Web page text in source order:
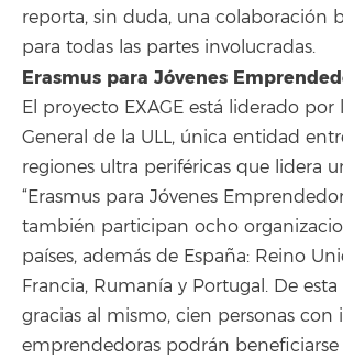
reporta, sin duda, una colaboración
para todas las partes involucradas.
Erasmus para Jóvenes
El proyecto EXAGE está liderado por
General de la ULL, única entidad
regiones ultra periféricas que lidera
“Erasmus para Jóvenes
también participan ocho
países, además de España: Reino
Francia, Rumanía y Portugal. De
gracias al mismo, cien personas con
emprendedoras podrán beneficiarse